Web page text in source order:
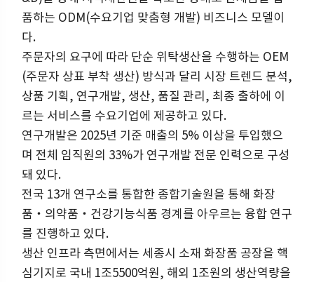
품하는 ODM(수요기업 맞춤형 개발) 비즈니스 모델이
다.
주문자의 요구에 따라 단순 위탁생산을 수행하는 OEM
(주문자 상표 부착 생산) 방식과 달리 시장 트렌드 분석,
상품 기획, 연구개발, 생산, 품질 관리, 최종 출하에 이
르는 서비스를 수요기업에 제공하고 있다.
연구개발은 2025년 기준 매출의 5% 이상을 투입했으
며 전체 임직원의 33%가 연구개발 전문 인력으로 구성
돼 있다.
전국 13개 연구소를 통합한 종합기술원을 통해 화장
품‧의약품‧건강기능식품 경계를 아우르는 융합 연구
를 진행하고 있다.
생산 인프라 측면에서는 세종시 소재 화장품 공장을 핵
심기지로 국내 1조5500억원, 해외 1조원의 생산역량을